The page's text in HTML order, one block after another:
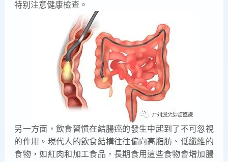
特别注意健康檢查。
另一方面，飲食習慣在結腸癌的發生中起到了不可忽視
的作用。現代人的飲食結構往往偏向高脂肪、低纖維的
食物，如紅肉和加工食品，長期食用這些食物會增加腸